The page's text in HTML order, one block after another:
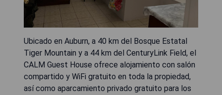
Ubicado en Auburn, a 40 km del Bosque Estatal
Tiger Mountain y a 44 km del CenturyLink Field, el
CALM Guest House ofrece alojamiento con salón
compartido y WiFi gratuito en toda la propiedad,
así como aparcamiento privado gratuito para los